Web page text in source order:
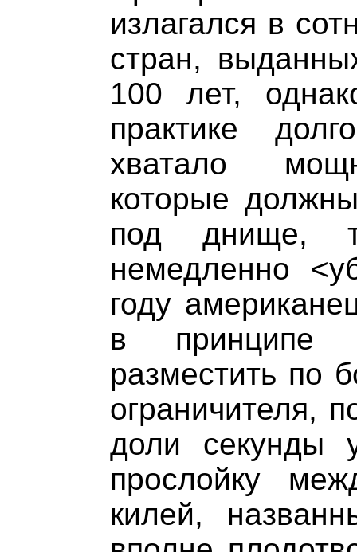
излагался в
стран,
100 лет,
практике
хватало
которые
под днище,
немедленно
году
в принципе
разместить по
ограничителя,
доли секунды
прослойку
килей,